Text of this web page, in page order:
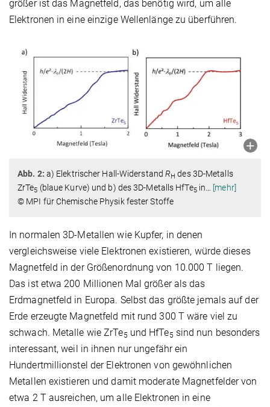
größer ist das Magnetfeld, das benötig wird, um alle
Elektronen in eine einzige Wellenlänge zu überführen.
Abb. 2: a) Elektrischer Hall-WiderstandRH des 3D-Metalls
ZrTe5 (blaue Kurve) und b) des 3D-Metalls HfTe5in
[mehr]
© MPI für Chemische Physik fester Stoffe
In normalen 3D-Metallen wie Kupfer, in denen
vergleichsweise viele Elektronen existieren, würde dieses
Magnetfeld in der Größenordnung von 10.000 T liegen.
Das ist etwa 200 Millionen Mal größer als das
Erdmagnetfeld in Europa. Selbst das größte jemals auf der
Erde erzeugte Magnetfeld mit rund 300 T wäre viel zu
schwach. Metalle wie ZrTe5 und HfTe5 sind nun besonders
interessant, weil in ihnen nur ungefähr ein
Hundertmillionstel der Elektronen von gewöhnlichen
Metallen existieren und damit moderate Magnetfelder von
etwa 2 T ausreichen, um alle Elektronen in eine